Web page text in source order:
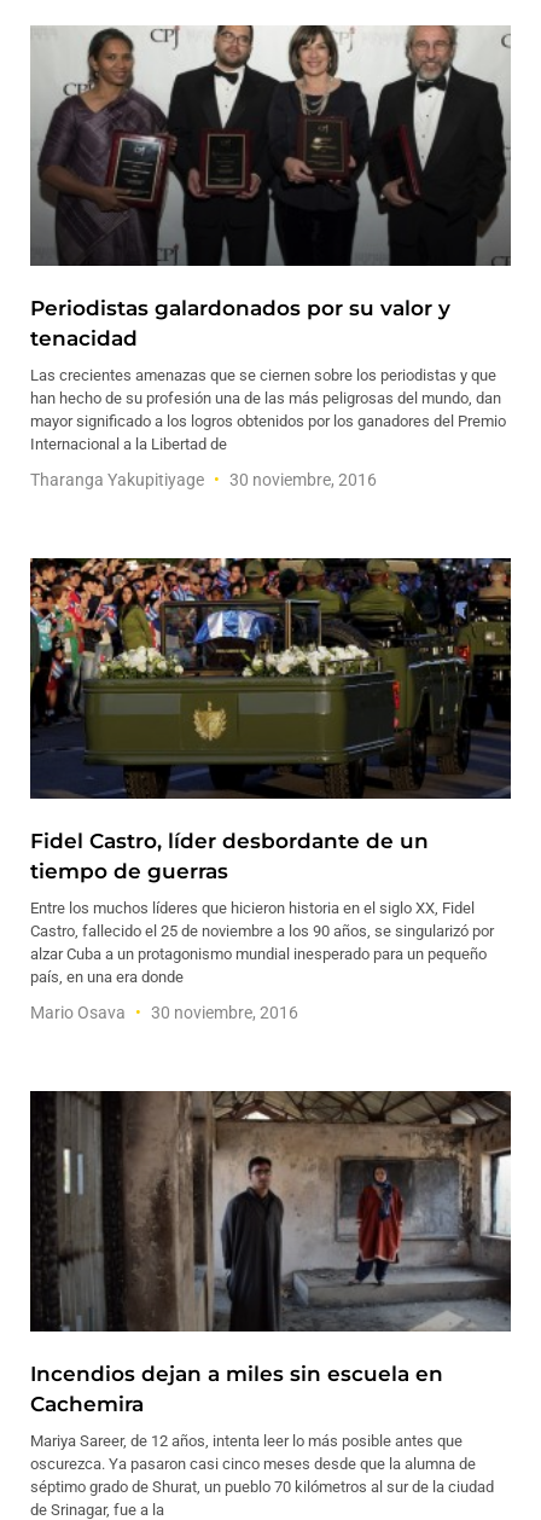
Periodistas galardonados por su valor y
tenacidad
Las crecientes amenazas que se ciernen sobre los periodistas y que
han hecho de su profesión una de las más peligrosas del mundo, dan
mayor significado a los logros obtenidos por los ganadores del Premio
Internacional a la Libertad de
Tharanga Yakupitiyage 30 noviembre, 2016
Fidel Castro, líder desbordante de un
tiempo de guerras
Entre los muchos líderes que hicieron historia en el siglo XX, Fidel
Castro, fallecido el 25 de noviembre a los 90 años, se singularizó por
alzar Cuba a un protagonismo mundial inesperado para un pequeño
país, en una era donde
Mario Osava 30 noviembre, 2016
Incendios dejan a miles sin escuela en
Cachemira
Mariya Sareer, de 12 años, intenta leer lo más posible antes que
oscurezca. Ya pasaron casi cinco meses desde que la alumna de
séptimo grado de Shurat, un pueblo 70 kilómetros al sur de la ciudad
de Srinagar, fue a la